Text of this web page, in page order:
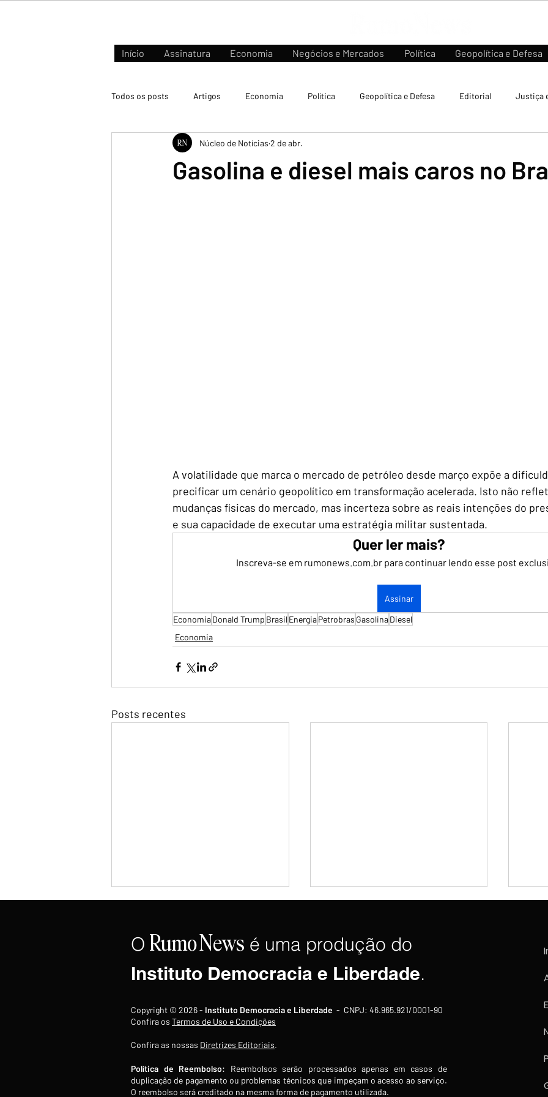
Início Assinatura Economia Negócios e Mercados Política Geopolítica e Defesa
Todos os posts Artigos Economia Política Geopolítica e Defesa Editorial Justiça
Negócios e Mercados
Gasolina e diesel mais caros no
Núcleo de Notícias 2 de abr.
A volatilidade que marca o mercado de petróleo desde março expõe a
precificar um cenário geopolítico em transformação acelerada. Isto não
mudanças físicas do mercado, mas incerteza sobre as reais intenções do
e sua capacidade de executar uma estratégia militar sustentada.
Quer ler mais?
Inscreva-se em rumonews.com.br para continuar lendo esse post
Assinar
EconomiaDonald Trump BrasilEnergiaPetrobras GasolinaDiesel
Economia
Posts recentes
Copom reduz Selic para 14%
ao ano, quarto corte
percentual
Indústria brasileira recua
O RumoNews é uma produção do
Instituto Democracia e Liberdade.
Copyright © 2026 - Instituto Democracia e Liberdade - CNPJ: 46.965.921/0001-90
Confira os Termos de Uso e Condições
Confira as nossas Diretrizes Editoriais.
Política de Reembolso: Reembolsos serão processados apenas em casos de
duplicação de pagamento ou problemas técnicos que impeçam o acesso ao serviço.
O reembolso será creditado na mesma forma de pagamento utilizada.